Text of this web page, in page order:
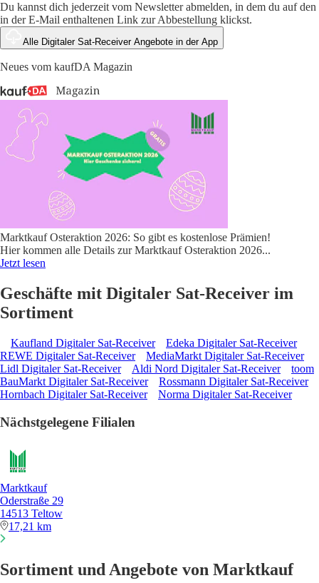
Du kannst dich jederzeit vom Newsletter abmelden, in dem du auf den
in der E-Mail enthaltenen Link zur Abbestellung klickst.
Alle Digitaler Sat-Receiver Angebote in der App
Neues vom kaufDA Magazin
Marktkauf Osteraktion 2026: So gibt es kostenlose Prämien!
Hier kommen alle Details zur Marktkauf Osteraktion 2026...
Jetzt lesen
Geschäfte mit Digitaler Sat-Receiver im
Sortiment
Kaufland Digitaler Sat-Receiver
Edeka Digitaler Sat-Receiver
REWE Digitaler Sat-Receiver
MediaMarkt Digitaler Sat-Receiver
Lidl Digitaler Sat-Receiver
Aldi Nord Digitaler Sat-Receiver
toom
BauMarkt Digitaler Sat-Receiver
Rossmann Digitaler Sat-Receiver
Hornbach Digitaler Sat-Receiver
Norma Digitaler Sat-Receiver
Nächstgelegene Filialen
Marktkauf
Oderstraße 29
14513 Teltow
17,21 km
Sortiment und Angebote von Marktkauf